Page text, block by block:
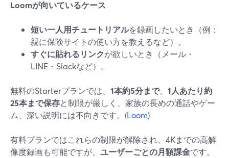
Loomが向いているケース
短い一人用チュートリアルを録画したいとき（例：
親に保険サイトの使い方を教えるなど）。
すぐに貼れるリンクが欲しいとき（メール・
LINE・Slackなど）。
無料のStarterプランでは、 1本約5分まで、 1人あたり約
25本まで保存と制限が厳しく、家族の長めの通話やゲー
ム、深い説明には不向きです。(Loom)
有料プランではこれらの制限が解除され、4Kまでの高解
像度録画も可能ですが、 ユーザーごとの月額課金です。